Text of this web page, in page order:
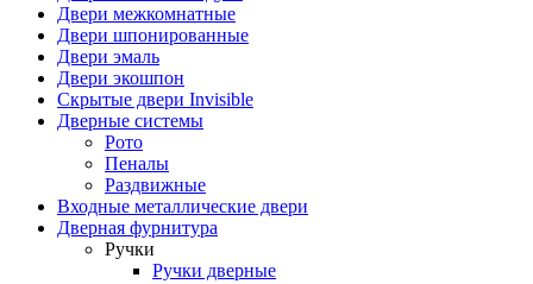
Двери межкомнатные
Двери шпонированные
Двери эмаль
Двери экошпон
Скрытые двери Invisible
Дверные системы
Рото
Пеналы
Раздвижные
Входные металлические двери
Дверная фурнитура
Ручки
Ручки дверные